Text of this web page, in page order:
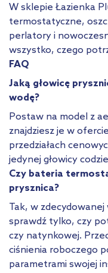
W sklepie Łazienka
termostatyczne,
perlatory i
wszystko, czego
FAQ
Jaką głowicę
wodę?
Postaw na model z
znajdziesz je w
przedziałach
jedynej głowicy
Czy bateria
prysznica?
Tak, w
sprawdź tylko, czy
czy natynkowej.
ciśnienia roboczego
parametrami swojej